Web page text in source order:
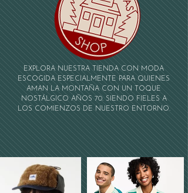
EXPLORA NUESTRA TIENDA CON MODA
ESCOGIDA ESPECIALMENTE PARA QUIENES
AMAN LA MONTAÑA CON UN TOQUE
NOSTÁLGICO AÑOS 70. SIENDO FIELES A
LOS COMIENZOS DE NUESTRO ENTORNO.